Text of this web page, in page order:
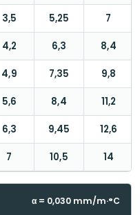
3,5 5,25 7
4,2 6,3 8,4
4,9 7,35 9,8
5,6 8,4 11,2
6,3 9,45 12,6
7 10,5 14
α = 0,030 mm/m·°C